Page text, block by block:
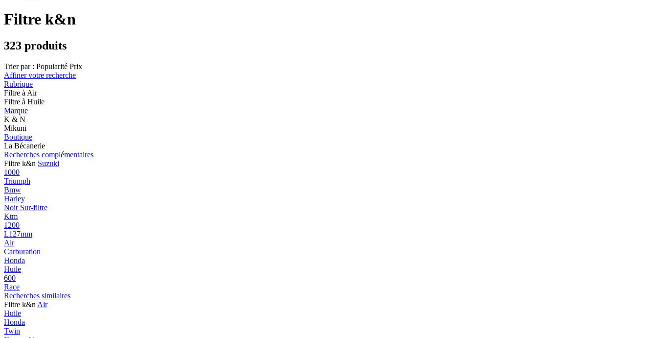
Filtre k&n
323 produits
Trier par : Popularité Prix
Affiner votre recherche
Rubrique
Filtre à Air
Filtre à Huile
Marque
K & N
Mikuni
Boutique
La Bécanerie
Recherches complémentaires
Filtre k&n Suzuki
1000
Triumph
Bmw
Harley
Noir Sur-filtre
Ktm
1200
L127mm
Air
Carburation
Honda
Huile
600
Race
Recherches similaires
Filtre k&n Air
Huile
Honda
Twin